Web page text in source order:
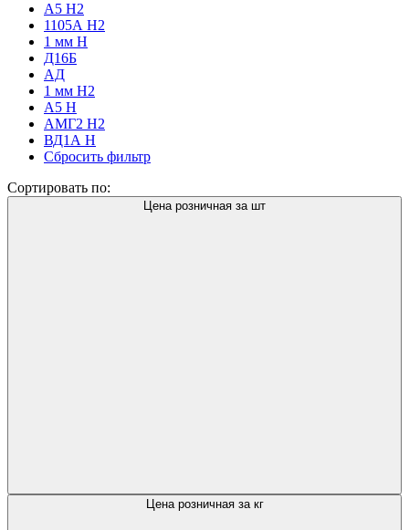
А5 Н2
1105А Н2
1 мм H
Д16Б
АД
1 мм Н2
А5 Н
АМГ2 Н2
ВД1А Н
Сбросить фильтр
Сортировать по:
Цена розничная за шт
Цена розничная за кг